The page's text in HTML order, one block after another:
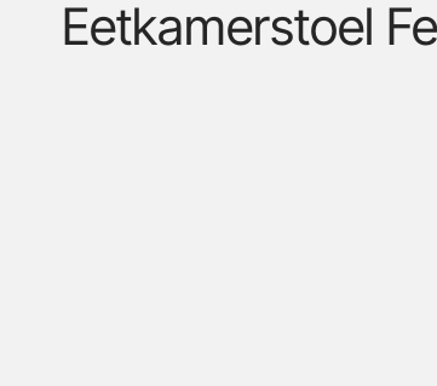
Eetkamerstoel